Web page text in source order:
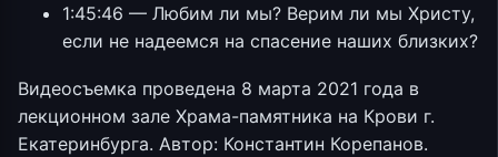
1:45:46 — Любим ли мы? Верим ли мы Христу,
если не надеемся на спасение наших близких?
Видеосъемка проведена 8 марта 2021 года в
лекционном зале Храма-памятника на Крови г.
Екатеринбурга. Автор: Константин Корепанов.